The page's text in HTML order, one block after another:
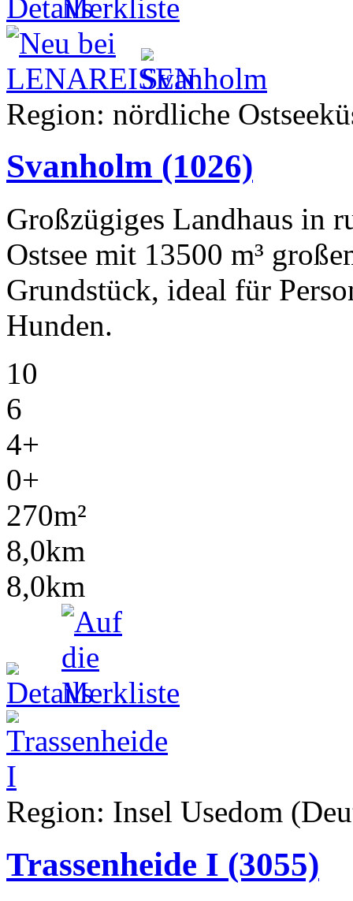
Region: nördliche
Svanholm (1026)
Großzügiges Landhaus in
Ostsee mit 13500 m³
Grundstück, ideal für
Hunden.
10
6
4+
0+
270m²
8,0km
8,0km
Region: Insel Usedom
Trassenheide I (3055)